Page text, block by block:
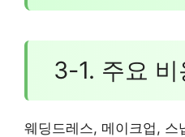
3-1. 주요 비
웨딩드레스, 메이크업, 스